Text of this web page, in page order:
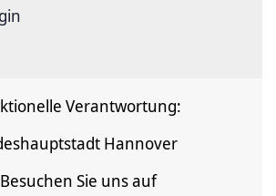
Verantwortung:
Hannover
Sie uns auf